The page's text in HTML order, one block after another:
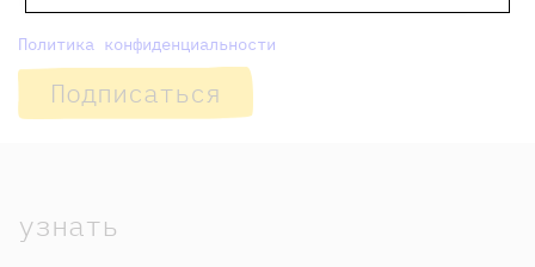
Политика конфиденциальности
Подписаться
узнать